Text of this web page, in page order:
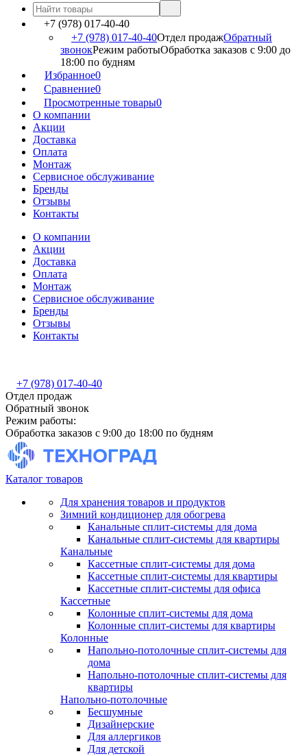
+7 (978) 017-40-40
+7 (978) 017-40-40Отдел продажОбратный
звонокРежим работыОбработка заказов с 9:00 до
18:00 по будням
Избранное0
Сравнение0
Просмотренные товары0
О компании
Акции
Доставка
Оплата
Монтаж
Сервисное обслуживание
Бренды
Отзывы
Контакты
О компании
Акции
Доставка
Оплата
Монтаж
Сервисное обслуживание
Бренды
Отзывы
Контакты
+7 (978) 017-40-40
Отдел продаж
Обратный звонок
Режим работы:
Обработка заказов с 9:00 до 18:00 по будням
Каталог товаров
Для хранения товаров и продуктов
Зимний кондиционер для обогрева
Канальные сплит-системы для дома
Канальные сплит-системы для квартиры
Канальные
Кассетные сплит-системы для дома
Кассетные сплит-системы для квартиры
Кассетные сплит-системы для офиса
Кассетные
Колонные сплит-системы для дома
Колонные сплит-системы для квартиры
Колонные
Напольно-потолочные сплит-системы для
дома
Напольно-потолочные сплит-системы для
квартиры
Напольно-потолочные
Бесшумные
Дизайнерские
Для аллергиков
Для детской